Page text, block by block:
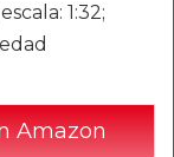
1:32;
Amazon